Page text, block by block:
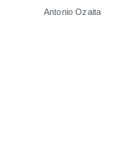
Antonio Ozaita